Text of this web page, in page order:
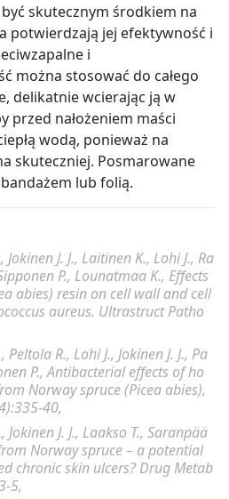
skutecznym środkiem na
potwierdzają jej efektywność i
i
można stosować do całego
delikatnie wcierając ją w
przed nałożeniem maści
wodą, ponieważ na
skuteczniej. Posmarowane
lub folią.
Jokinen J. J., Laitinen K., Lohi J., Ra
P., Lounatmaa K., Effects
abies) resin on cell wall and cell
aureus. Ultrastruct Patho
Peltola R., Lohi J., Jokinen J. J., Pa
P., Antibacterial effects of ho
Norway spruce (Picea abies),
40,
Jokinen J. J., Laakso T., Saranpää
Norway spruce– a potential
chronic skin ulcers? Drug Metab
5,